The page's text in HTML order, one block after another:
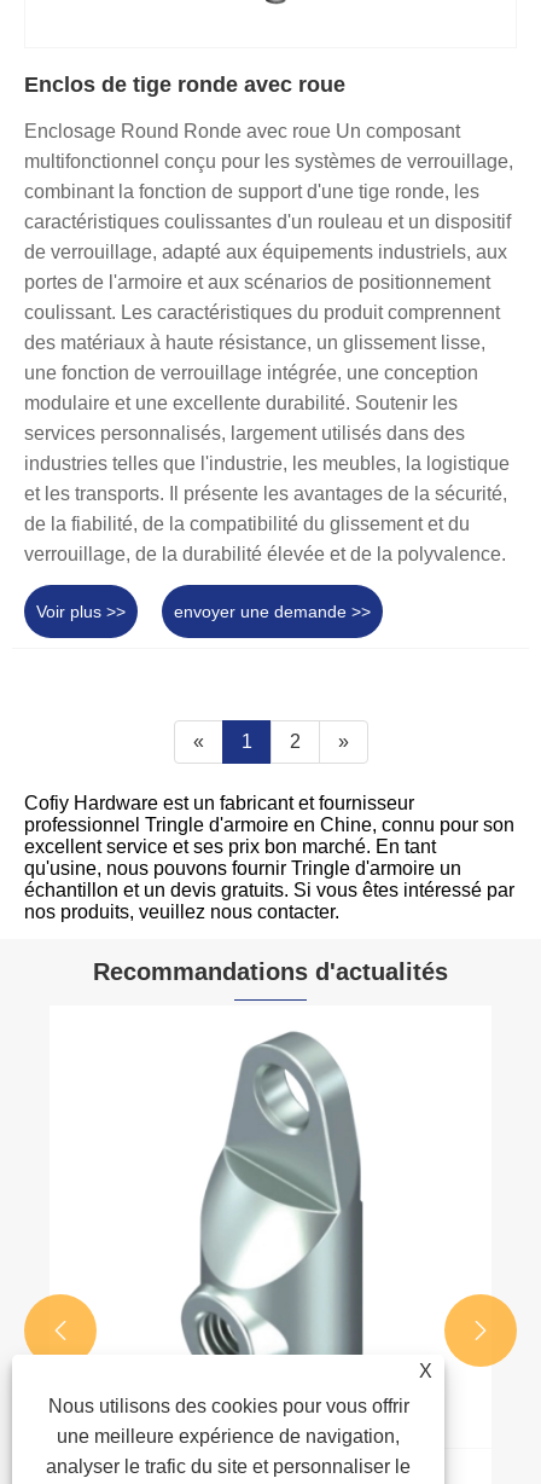
Enclos de tige ronde avec roue
Enclosage Round Ronde avec roue Un composant
multifonctionnel conçu pour les systèmes de verrouillage,
combinant la fonction de support d'une tige ronde, les
caractéristiques coulissantes d'un rouleau et un dispositif
de verrouillage, adapté aux équipements industriels, aux
portes de l'armoire et aux scénarios de positionnement
coulissant. Les caractéristiques du produit comprennent
des matériaux à haute résistance, un glissement lisse,
une fonction de verrouillage intégrée, une conception
modulaire et une excellente durabilité. Soutenir les
services personnalisés, largement utilisés dans des
industries telles que l'industrie, les meubles, la logistique
et les transports. Il présente les avantages de la sécurité,
de la fiabilité, de la compatibilité du glissement et du
verrouillage, de la durabilité élevée et de la polyvalence.
Voir plus >> envoyer une demande >>
« 1 2 »
Cofiy Hardware est un fabricant et fournisseur
professionnel Tringle d'armoire en Chine, connu pour son
excellent service et ses prix bon marché. En tant
qu'usine, nous pouvons fournir Tringle d'armoire un
échantillon et un devis gratuits. Si vous êtes intéressé par
nos produits, veuillez nous contacter.
Recommandations d'actualités
 
X
Nous utilisons des cookies pour vous offrir
une meilleure expérience de navigation,
analyser le trafic du site et personnaliser le